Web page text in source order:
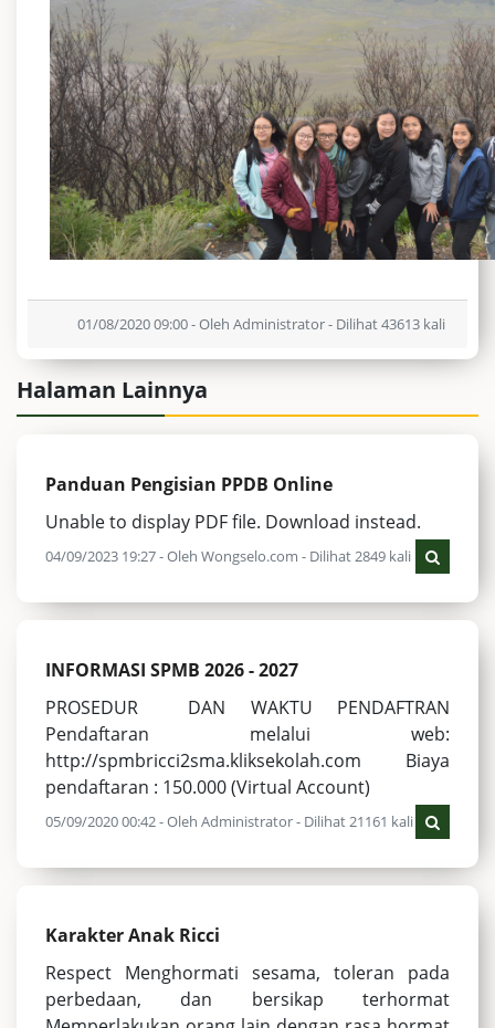
01/08/2020 09:00 - Oleh Administrator - Dilihat 43613 kali
Halaman Lainnya
Panduan Pengisian PPDB Online
Unable to display PDF file. Download instead.
04/09/2023 19:27 - Oleh Wongselo.com - Dilihat 2849 kali
INFORMASI SPMB 2026 - 2027
PROSEDUR DAN WAKTU PENDAFTRAN
Pendaftaran melalui web:
http://spmbricci2sma.kliksekolah.com Biaya
pendaftaran : 150.000 (Virtual Account)
05/09/2020 00:42 - Oleh Administrator - Dilihat 21161 kali
Karakter Anak Ricci
Respect Menghormati sesama, toleran pada
perbedaan, dan bersikap terhormat